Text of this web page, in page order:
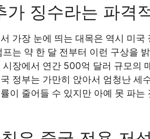
가 징수라는 파격
가장 눈에 띄는 대목은 역시 미
프는 약 한 달 전부터 이런 구상을
시장에서 연간 500억 달러 규모의
정부는 가만히 앉아서 엄청난 세
이 줄어들 수 있지만 아예 못 파